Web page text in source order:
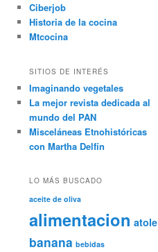
Ciberjob
Historia de la cocina
Mtcocina
SITIOS DE INTERÉS
Imaginando vegetales
La mejor revista dedicada al
mundo del PAN
Misceláneas Etnohistóricas
con Martha Delfín
LO MÁS BUSCADO
aceite de oliva
alimentacion atole
banana bebidas